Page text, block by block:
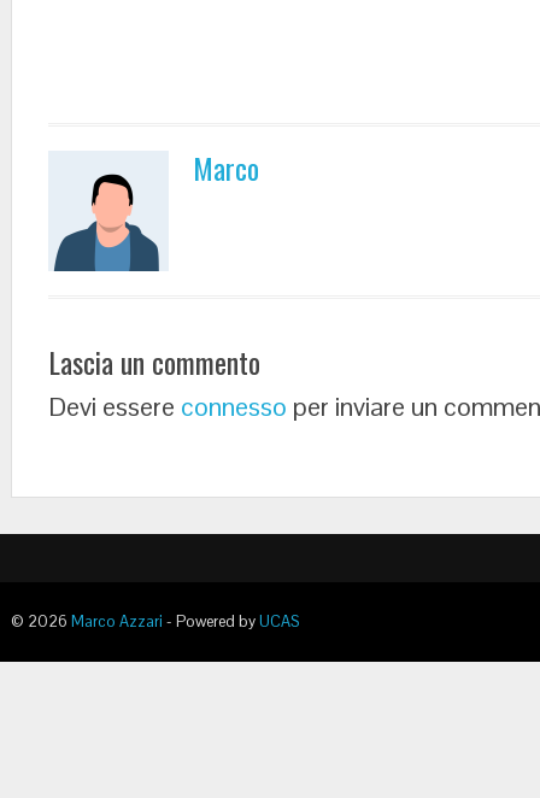
Marco
Lascia un commento
Devi essere connesso per inviare un
© 2026 Marco Azzari - Powered byUCAS